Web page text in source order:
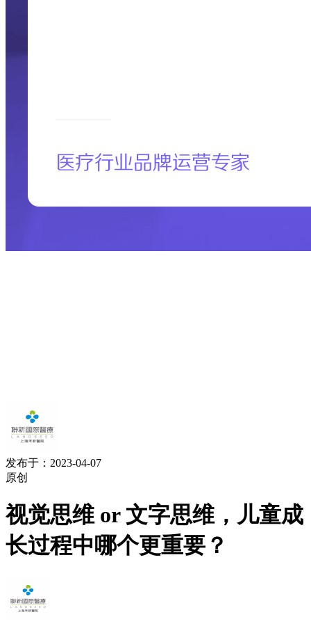
发布于：2023-04-07
原创
视觉思维 or 文字思维，儿童成
长过程中哪个更重要？